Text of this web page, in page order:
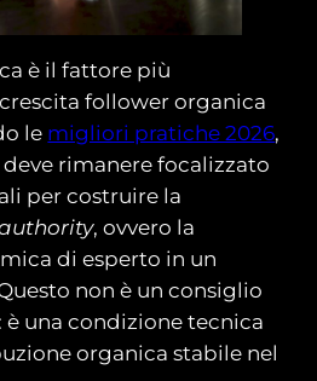
è il fattore più
follower organica
le migliori pratiche 2026,
rimanere focalizzato
per costruire la
, ovvero la
di esperto in un
non è un consiglio
una condizione tecnica
organica stabile nel